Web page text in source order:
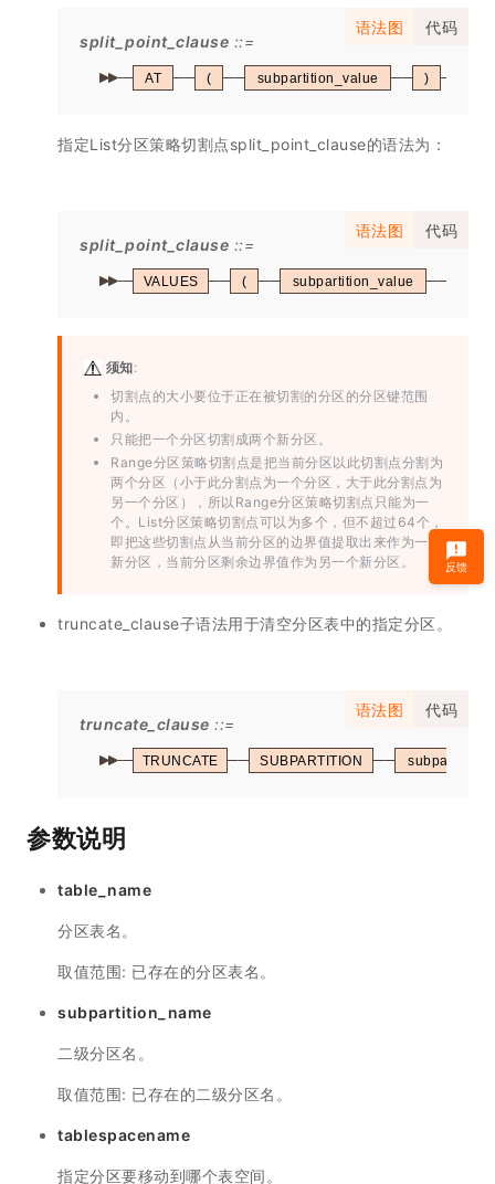
语法图 代码
split_point_clause
AT ( subpartition_value )
指定List分区策略切割点split_point_clause的语法为：
语法图 代码
split_point_clause
VALUES ( subpartition_value
须知:
切割点的大小要位于正在被切割的分区的分区键范围
内。
只能把一个分区切割成两个新分区。
Range分区策略切割点是把当前分区以此切割点分割为
两个分区（小于此分割点为一个分区，大于此分割点为
另一个分区），所以Range分区策略切割点只能为一
个。List分区策略切割点可以为多个，但不超过64个，
即把这些切割点从当前分区的边界值提取出来作为一个
新分区，当前分区剩余边界值作为另一个新分区。
truncate_clause子语法用于清空分区表中的指定分区。
语法图 代码
truncate_clause
TRUNCATE SUBPARTITION
参数说明
table_name
分区表名。
取值范围: 已存在的分区表名。
subpartition_name
二级分区名。
取值范围: 已存在的二级分区名。
tablespacename
指定分区要移动到哪个表空间。
反馈